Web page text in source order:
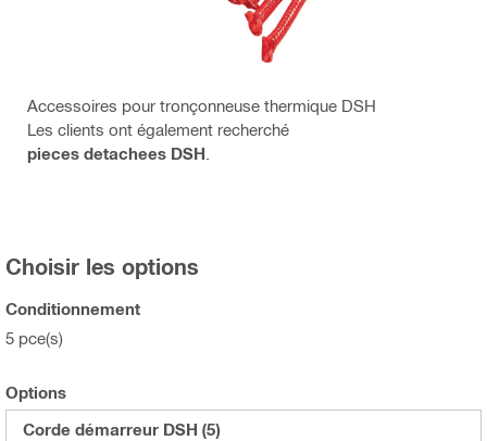
Accessoires pour tronçonneuse thermique DSH
Les clients ont également recherché
pieces detachees DSH
Choisir les options
Conditionnement
5 pce(s)
Options
Corde démarreur DSH (5)